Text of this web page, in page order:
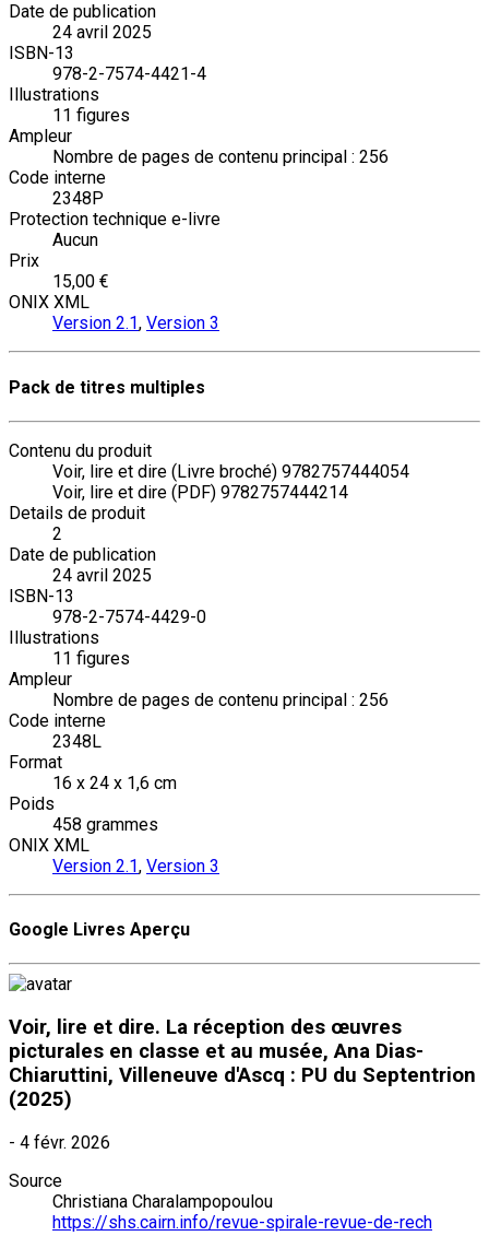
Date de publication
24 avril 2025
ISBN-13
978-2-7574-4421-4
Illustrations
11 figures
Ampleur
Nombre de pages de contenu principal : 256
Code interne
2348P
Protection technique e-livre
Aucun
Prix
15,00 €
ONIX XML
Version 2.1, Version 3
Pack de titres multiples
Contenu du produit
Voir, lire et dire (Livre broché) 9782757444054
Voir, lire et dire (PDF) 9782757444214
Details de produit
2
Date de publication
24 avril 2025
ISBN-13
978-2-7574-4429-0
Illustrations
11 figures
Ampleur
Nombre de pages de contenu principal : 256
Code interne
2348L
Format
16 x 24 x 1,6 cm
Poids
458 grammes
ONIX XML
Version 2.1, Version 3
Google Livres Aperçu
Voir, lire et dire. La réception des œuvres
picturales en classe et au musée, Ana Dias-
Chiaruttini, Villeneuve d'Ascq : PU du Septentrion
(2025)
- 4 févr. 2026
Source
Christiana Charalampopoulou
https://shs.cairn.info/revue-spirale-revue-de-rech